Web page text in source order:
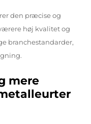
den præcise og
høj kvalitet og
branchestandarder,
mere